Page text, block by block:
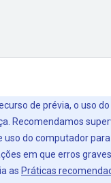
de prévia, o uso
Recomendamos
uso do computador
em que erros
as Práticas